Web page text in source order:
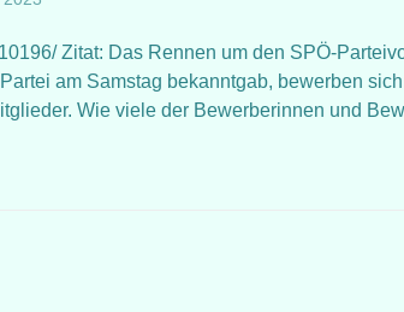
Zitat: Das Rennen um den SPÖ-
am Samstag bekanntgab, bewerben
Wie viele der Bewerberinnen und